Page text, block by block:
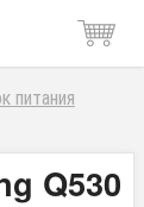
питания
Q530